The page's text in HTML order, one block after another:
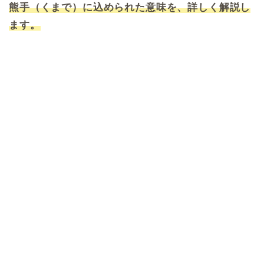
熊手（くまで）に込められた意味を、詳しく解説し
ます。